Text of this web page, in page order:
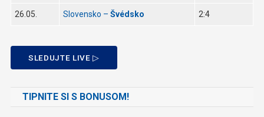
26.05. Slovensko – Švédsko 2:4
SLEDUJTE LIVE ▷
TIPNITE SI S BONUSOM!